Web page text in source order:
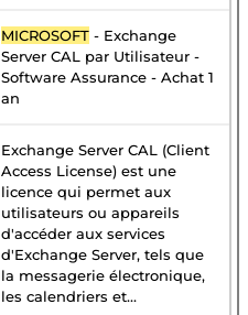
MICROSOFT - Exchange
Server CAL par Utilisateur -
Software Assurance - Achat 1
an
Exchange Server CAL (Client
Access License) est une
licence qui permet aux
utilisateurs ou appareils
d'accéder aux services
d'Exchange Server, tels que
la messagerie électronique,
les calendriers et...